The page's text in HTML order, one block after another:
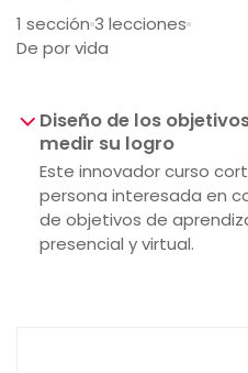
1 sección 3 lecciones
De por vida
Diseño de los
medir su logro
Este innovador curso
persona interesada en
de objetivos de
presencial y virtual.